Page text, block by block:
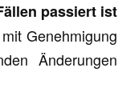
passiert ist
Genehmigung
Änderungen